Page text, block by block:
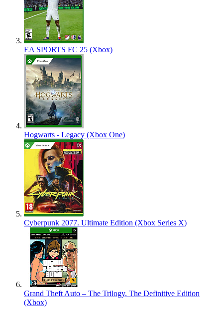
EA SPORTS FC 25 (Xbox)
Hogwarts - Legacy (Xbox One)
Cyberpunk 2077. Ultimate Edition (Xbox Series X)
Grand Theft Auto – The Trilogy. The Definitive Edition
(Xbox)